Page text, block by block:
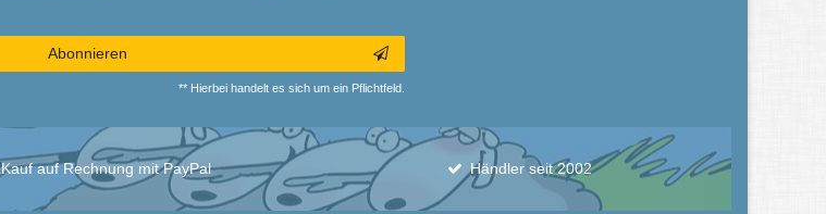
Abonnieren
** Hierbei handelt es sich um ein Pflichtfeld.
Kauf auf Rechnung mit PayPal Händler seit 2002